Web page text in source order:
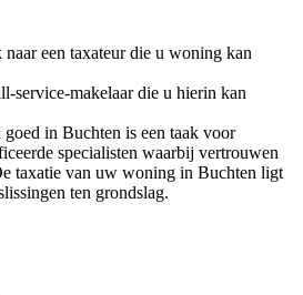
een taxateur die u woning kan
service-makelaar die u hierin kan
in Buchten is een taak voor
specialisten waarbij vertrouwen
taxatie van uw woning in Buchten ligt
ten grondslag.